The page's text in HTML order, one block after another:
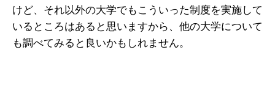
けど、それ以外の大学でもこういった制度を実施して
いるところはあると思いますから、他の大学について
も調べてみると良いかもしれません。